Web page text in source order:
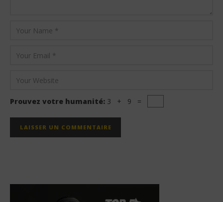
Prouvez votre humanité: 3 + 9 =